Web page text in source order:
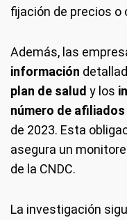
fijación de precios o
Además, las
información
plan de salud y los
número de afiliados
de 2023. Esta
asegura un
de la CNDC.
La investigación